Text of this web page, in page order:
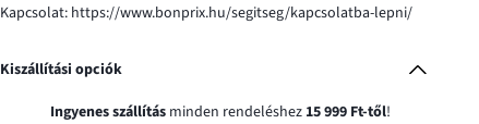
Kapcsolat: https://www.bonprix.hu/segitseg/kapcsolatba-lepni/
Kiszállítási opciók
Ingyenes szállításminden rendeléshez 15 999 Ft-től!